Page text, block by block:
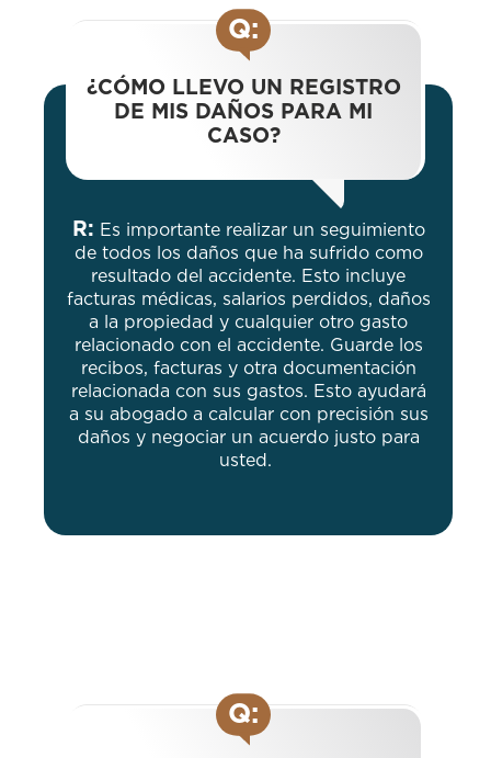
Q:
¿CÓMO LLEVO UN REGISTRO
DE MIS DAÑOS PARA MI
CASO?
R: Es importante realizar un seguimiento
de todos los daños que ha sufrido como
resultado del accidente. Esto incluye
facturas médicas, salarios perdidos, daños
a la propiedad y cualquier otro gasto
relacionado con el accidente. Guarde los
recibos, facturas y otra documentación
relacionada con sus gastos. Esto ayudará
a su abogado a calcular con precisión sus
daños y negociar un acuerdo justo para
usted.
Q: